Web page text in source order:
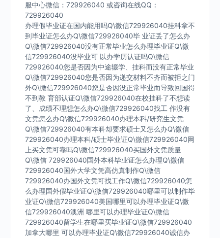
服中心微信：729926040 或咨询在线QQ：
729926040
办理假毕业证在国内能用吗Q\微信729926040挂科拿不
到毕业证怎么办Q\微信729926040毕 业证丢了怎么办
Q\微信729926040没有正常毕业怎么办理毕业证Q\微
信729926040没毕业可 以办学历认证吗Q\微信
729926040您是否因为中途辍学、挂科而没有正常毕业
Q\微信729926040您是否因为递交材料不齐而被拒之门
外Q\微信729926040您是否因没正常毕业而导致回国得
不到教 育部认证Q\微信729926040在校挂科了不想读
了、成绩不理想怎么办Q\微信729926040找工 作没有
文凭怎么办Q\微信729926040办理本科/研究生文凭
Q\微信729926040有本科却要求硕士又怎么办Q\微信
729926040办理本科/硕士毕业证Q\微信729926040网
上买文凭可靠吗Q\微信729926040买国外文凭质量
Q\微信 729926040国外本科毕业证怎么办理Q\微信
729926040国外大学文凭高仿真制作Q\微信
729926040办国外文凭可找工作Q\微信729926040怎
么办理国外假毕业证Q\微信729926040哪里可以制作毕
业证Q\微信729926040美国哪里可以办理毕业证Q\微
信729926040澳洲 哪里可以办理毕业证Q\微信
729926040留学生在哪里买毕业证Q\微信729926040
加拿大哪里 可以办理毕业证Q\微信729926040诚信办